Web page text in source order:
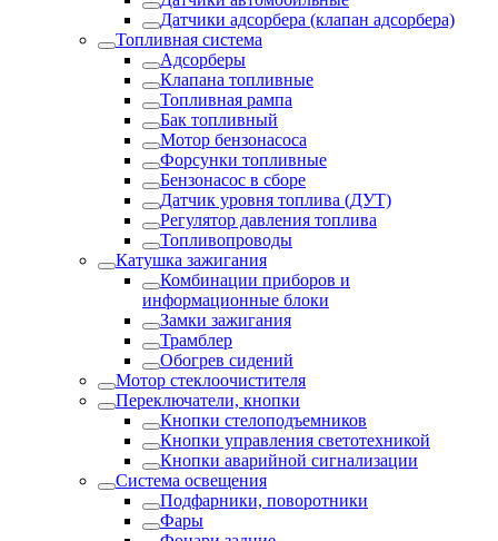
Датчики адсорбера (клапан адсорбера)
Топливная система
Адсорберы
Клапана топливные
Топливная рампа
Бак топливный
Мотор бензонасоса
Форсунки топливные
Бензонасос в сборе
Датчик уровня топлива (ДУТ)
Регулятор давления топлива
Топливопроводы
Катушка зажигания
Комбинации приборов и
информационные блоки
Замки зажигания
Трамблер
Обогрев сидений
Мотор стеклоочистителя
Переключатели, кнопки
Кнопки стелоподъемников
Кнопки управления светотехникой
Кнопки аварийной сигнализации
Система освещения
Подфарники, поворотники
Фары